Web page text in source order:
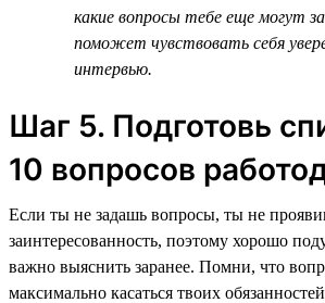
какие вопросы тебе еще могут
поможет чувствовать себя
интервью.
Шаг 5. Подготовь
10 вопросов
Если ты не задашь вопросы, ты не
заинтересованность, поэтому хорошо
важно выяснить заранее. Помни, что
максимально касаться твоих